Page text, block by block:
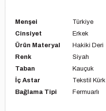
Menşei
Türkiye
Cinsiyet
Erkek
Ürün Materyal
Hakiki Deri
Renk
Siyah
Taban
Kauçuk
İç Astar
Tekstil Kürk
Bağlama Tipi
Fermuarlı